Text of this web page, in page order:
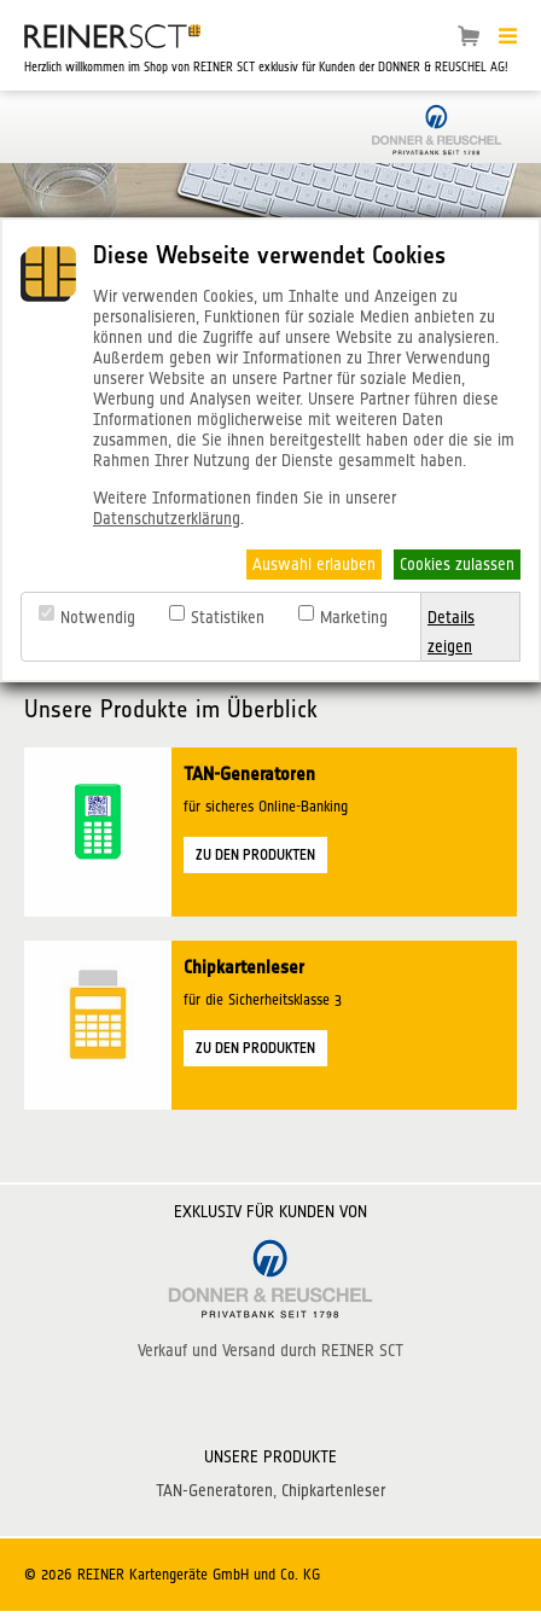
Diese Webseite verwendet Cookies
Wir verwenden Cookies, um Inhalte und Anzeigen zu
personalisieren, Funktionen für soziale Medien anbieten zu
können und die Zugriffe auf unsere Website zu analysieren.
Außerdem geben wir Informationen zu Ihrer Verwendung
unserer Website an unsere Partner für soziale Medien,
Werbung und Analysen weiter. Unsere Partner führen diese
Informationen möglicherweise mit weiteren Daten
zusammen, die Sie ihnen bereitgestellt haben oder die sie im
Rahmen Ihrer Nutzung der Dienste gesammelt haben.
Weitere Informationen finden Sie in unserer
Datenschutzerklärung
Auswahl erlauben Cookies zulassen
Notwendig Statistiken Marketing
Details
zeigen
Herzlich willkommen im Shop von REINER SCT exklusiv für Kunden der DONNER & REUSCHEL AG!
Unsere Produkte im Überblick
TAN-Generatoren
für sicheres Online-Banking
ZU DEN PRODUKTEN
Chipkartenleser
für die Sicherheitsklasse 3
ZU DEN PRODUKTEN
EXKLUSIV FÜR KUNDEN VON
Verkauf und Versand durch REINER SCT
UNSERE PRODUKTE
TAN-Generatoren Chipkartenleser
© 2026 REINER Kartengeräte GmbH und Co. KG